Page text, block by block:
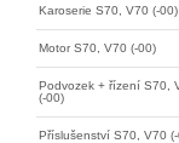
Karoserie S70, V70 (-00)
Motor S70, V70 (-00)
Podvozek + řízení S70,
(-00)
Příslušenství S70, V70